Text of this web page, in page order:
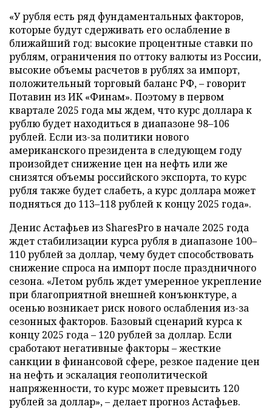
«У рубля есть ряд фундаментальных факторов,
которые будут сдерживать его ослабление в
ближайший год: высокие процентные ставки по
рублям, ограничения по оттоку валюты из России,
высокие объемы расчетов в рублях за импорт,
положительный торговый баланс РФ, – говорит
Потавин из ИК «Финам». Поэтому в первом
квартале 2025 года мы ждем, что курс доллара к
рублю будет находиться в диапазоне 98–106
рублей. Если из-за политики нового
американского президента в следующем году
произойдет снижение цен на нефть или же
снизятся объемы российского экспорта, то курс
рубля также будет слабеть, а курс доллара может
подняться до 113–118 рублей к концу 2025 года».
Денис Астафьев из SharesPro в начале 2025 года
ждет стабилизации курса рубля в диапазоне 100–
110 рублей за доллар, чему будет способствовать
снижение спроса на импорт после праздничного
сезона. «Летом рубль ждет умеренное укрепление
при благоприятной внешней конъюнктуре, а
осенью возникает риск нового ослабления из-за
сезонных факторов. Базовый сценарий курса к
концу 2025 года – 120 рублей за доллар. Если
сработают негативные факторы – жесткие
санкции в финансовой сфере, резкое падение цен
на нефть и эскалация геополитической
напряженности, то курс может превысить 120
рублей за доллар», – делает прогноз Астафьев.